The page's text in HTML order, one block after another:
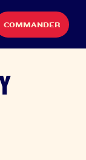
COMMANDER